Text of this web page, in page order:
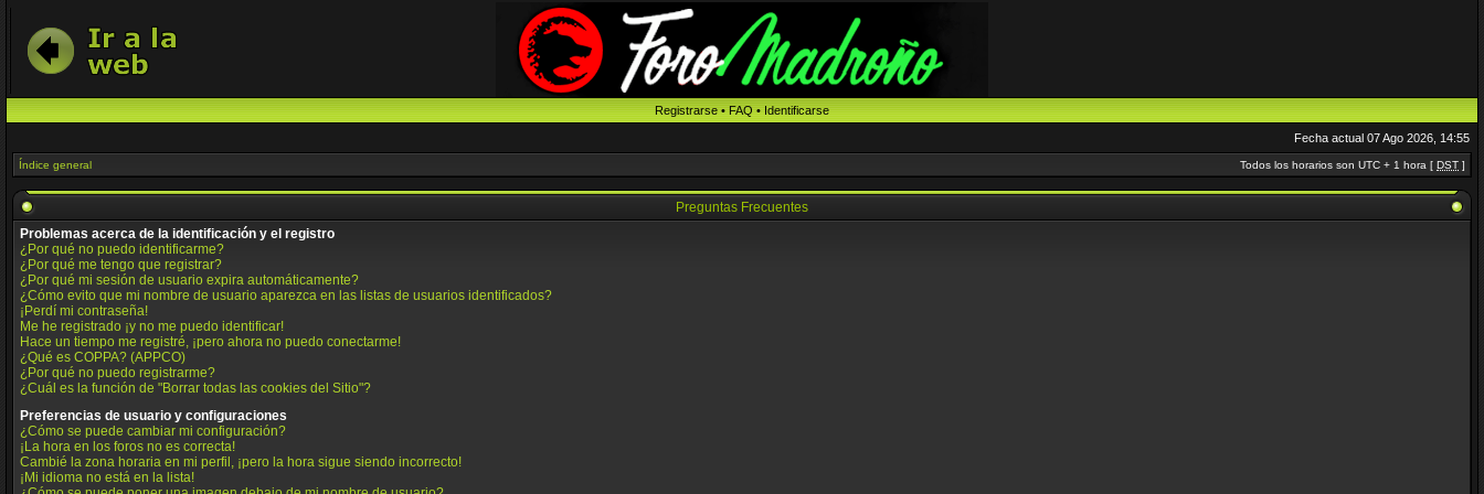
Registrarse•FAQ•Identificarse
Fecha actual 07 Ago 2026, 14:55
Índice general Todos los horarios son UTC + 1 hora [ DST ]
Preguntas Frecuentes
Problemas acerca de la identificación y el registro
¿Por qué no puedo identificarme?
¿Por qué me tengo que registrar?
¿Por qué mi sesión de usuario expira automáticamente?
¿Cómo evito que mi nombre de usuario aparezca en las listas de usuarios identificados?
¡Perdí mi contraseña!
Me he registrado ¡y no me puedo identificar!
Hace un tiempo me registré, ¡pero ahora no puedo conectarme!
¿Qué es COPPA? (APPCO)
¿Por qué no puedo registrarme?
¿Cuál es la función de "Borrar todas las cookies del Sitio"?
Preferencias de usuario y configuraciones
¿Cómo se puede cambiar mi configuración?
¡La hora en los foros no es correcta!
Cambié la zona horaria en mi perfil, ¡pero la hora sigue siendo incorrecto!
¡Mi idioma no está en la lista!